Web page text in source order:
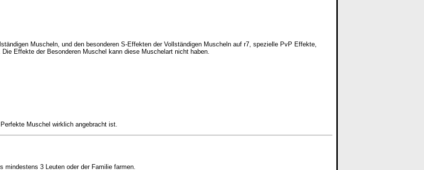
Muscheln, und den besonderen S-Effekten der Vollständigen Muscheln auf r7, spezielle PvP Effekte,
Effekte der Besonderen Muschel kann diese Muschelart nicht haben.
Muschel wirklich angebracht ist.
mindestens 3 Leuten oder der Familie farmen.